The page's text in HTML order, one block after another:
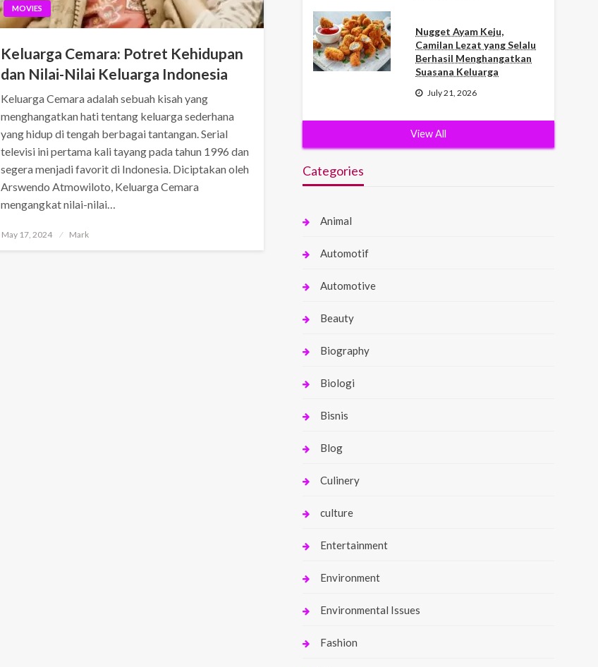
MOVIES
Keluarga Cemara: Potret Kehidupan
dan Nilai-Nilai Keluarga Indonesia
Keluarga Cemara adalah sebuah kisah yang
menghangatkan hati tentang keluarga sederhana
yang hidup di tengah berbagai tantangan. Serial
televisi ini pertama kali tayang pada tahun 1996 dan
segera menjadi favorit di Indonesia. Diciptakan oleh
Arswendo Atmowiloto, Keluarga Cemara
mengangkat nilai-nilai…
Posted
May 17, 2024 Mark
Nugget Ayam Keju,
Camilan Lezat yang Selalu
Berhasil Menghangatkan
Suasana Keluarga
July 21, 2026
View All
Categories
Animal
Automotif
Automotive
Beauty
Biography
Biologi
Bisnis
Blog
Culinery
culture
Entertainment
Environment
Environmental Issues
Fashion